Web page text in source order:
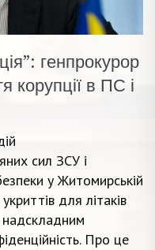
генпрокурор
корупції в ПС і
сил ЗСУ і
у Житомирській
для літаків
надскладним
Про це